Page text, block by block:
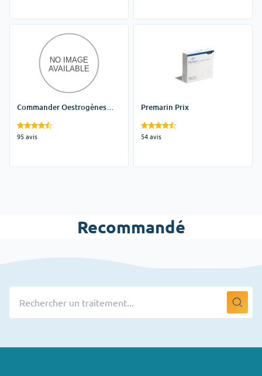
Commander Oestrogènes
95 avis
Premarin Prix
54 avis
Recommandé